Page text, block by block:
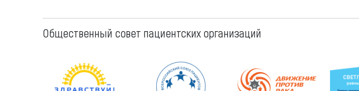
Общественный совет пациентских организаций